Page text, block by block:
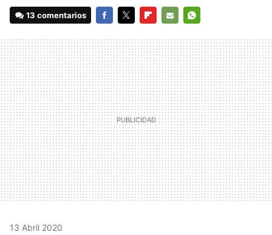
13 comentarios
MAIL
13 Abril 2020